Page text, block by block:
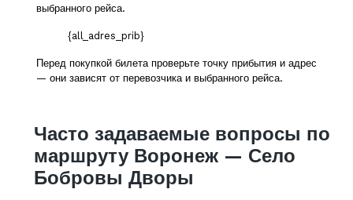
выбранного рейса.
{all_adres_prib}
Перед покупкой билета проверьте точку прибытия и адрес
— они зависят от перевозчика и выбранного рейса.
Часто задаваемые вопросы по
маршруту Воронеж — Село
Бобровы Дворы